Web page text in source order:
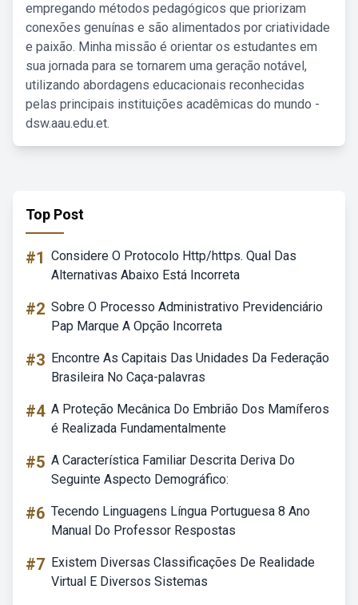
empregando métodos pedagógicos que priorizam
conexões genuínas e são alimentados por criatividade
e paixão. Minha missão é orientar os estudantes em
sua jornada para se tornarem uma geração notável,
utilizando abordagens educacionais reconhecidas
pelas principais instituições acadêmicas do mundo -
dsw.aau.edu.et.
Top Post
#1 Considere O Protocolo Http/https. Qual Das
Alternativas Abaixo Está Incorreta
#2 Sobre O Processo Administrativo Previdenciário
Pap Marque A Opção Incorreta
#3 Encontre As Capitais Das Unidades Da Federação
Brasileira No Caça-palavras
#4 A Proteção Mecânica Do Embrião Dos Mamíferos
é Realizada Fundamentalmente
#5 A Característica Familiar Descrita Deriva Do
Seguinte Aspecto Demográfico:
#6 Tecendo Linguagens Língua Portuguesa 8 Ano
Manual Do Professor Respostas
#7 Existem Diversas Classificações De Realidade
Virtual E Diversos Sistemas